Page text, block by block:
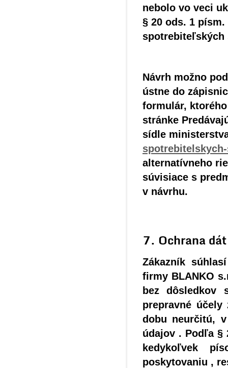
nebolo vo veci
§ 20 ods. 1
spotrebiteľských
Návrh možno
ústne do
formulár,
stránke
sídle
alternatívneho
súvisiace s
v návrhu.
7. Ochrana dát
Zákazník
firmy BLANKO
bez
prepravné
dobu neurčitú,
údajov . Podľa §
kedykoľvek
poskytovaniu ,